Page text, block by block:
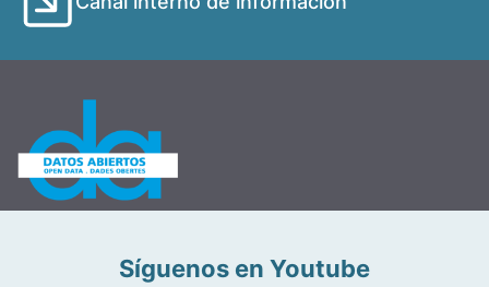
Síguenos en Youtube